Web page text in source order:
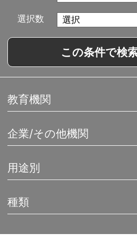
選択数
この条件で検
教育機関
企業/その他機関
用途別
種類